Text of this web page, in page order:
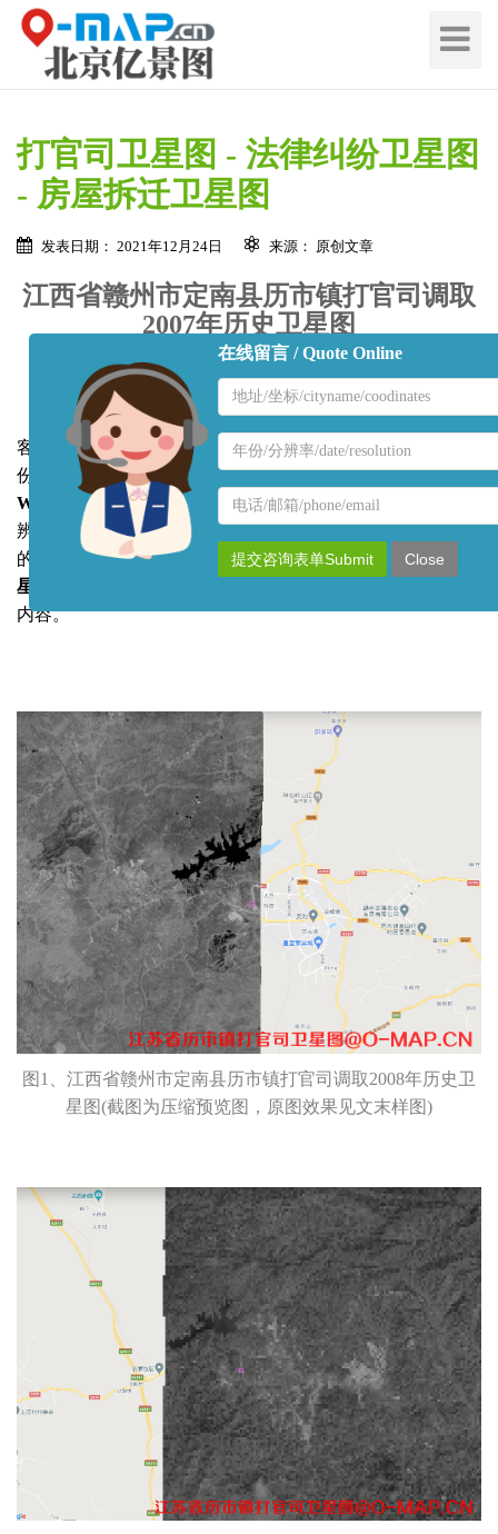
切
导
打官司卫星图 - 法律纠纷卫星图
- 房屋拆迁卫星图
发表日期： 2021年12月24日 来源： 原创文章
江西省赣州市定南县历市镇打官司调取
2007年历史卫星图
客户因为打官司使用，需要调取自己房子周边在2007年12月
份和2008年2月份的高清
历史卫星图，经过查询美国
WorldView1 卫星于2007.12.14 和 2008.07.26 拍摄的0.5米分
辨率高清卫星图较符合客户要求。购买打官司或者产权纠纷
的
历史卫星图请联系我方 工作人员，查询其他城市的历史卫
星图
内容。
图1、江西省赣州市定南县历市镇打官司调取2008年历史卫
星图(截图为压缩预览图，原图效果见文末样图)
在线留言 / Quote Online
地
区
称
区
称
系
方
式
提交咨询表单Submit Close